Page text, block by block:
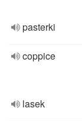
pasterki
coppice
lasek